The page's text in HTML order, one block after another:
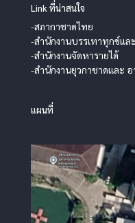
Link ที่น่าสนใจ
-สภากาชาดไทย
-สำนักงานบรรเทาทุกข์แ
-สำนักงานจัดหารายได้
-สำนักงานยุวกาชาดและ
แผนที่